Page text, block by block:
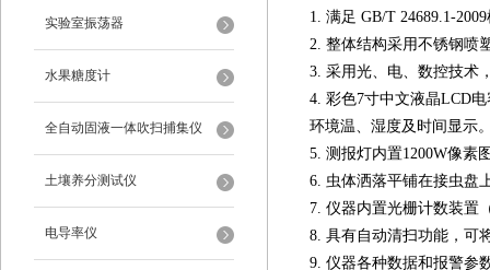
实验室振荡器
水果糖度计
全自动固液一体吹扫捕集仪
土壤养分测试仪
电导率仪
1. 满足 GB/T 24689.1-
2. 整体结构采用不锈钢喷
3. 采用光、电、数控技术
4. 彩色7寸中文液晶LCD
环境温、湿度及时间显示
5. 测报灯内置1200W像素
6. 虫体洒落平铺在接虫盘
7. 仪器内置光栅计数装置
8. 具有自动清扫功能，可
9. 仪器各种数据和报警参